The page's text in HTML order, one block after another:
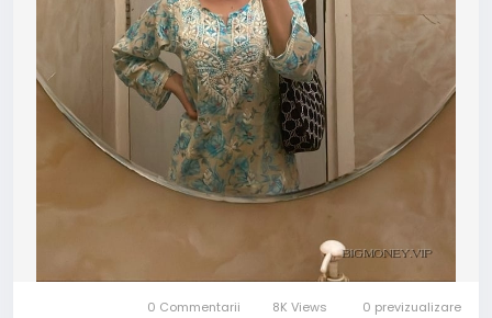
0 Commentarii 8K Views 0 previzualizare